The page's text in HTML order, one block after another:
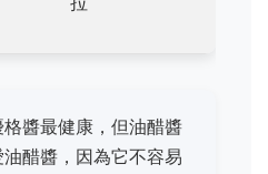
醬最健康，但油醋醬
醋醬，因為它不容易